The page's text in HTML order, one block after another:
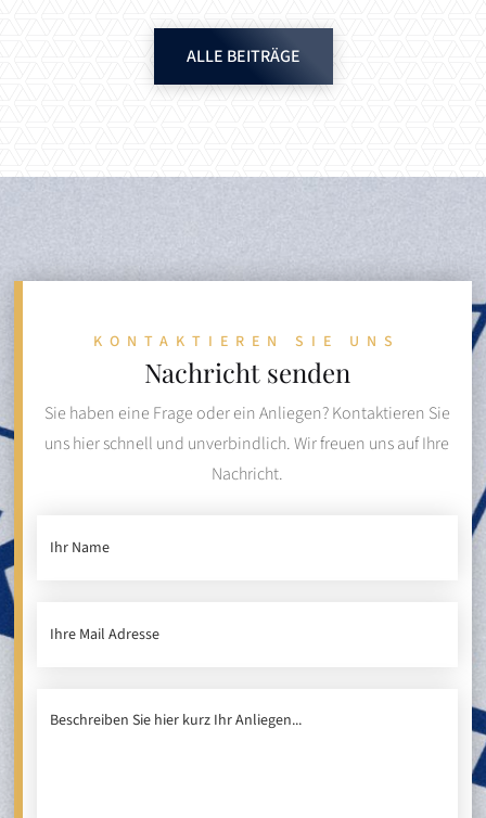
ALLE BEITRÄGE
KONTAKTIEREN SIE UNS
Nachricht senden
Sie haben eine Frage oder ein Anliegen? Kontaktieren Sie
uns hier schnell und unverbindlich. Wir freuen uns auf Ihre
Nachricht.